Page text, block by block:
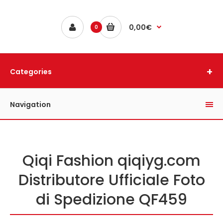
0 0,00€
Categories
Navigation
Qiqi Fashion qiqiyg.com
Distributore Ufficiale Foto
di Spedizione QF459